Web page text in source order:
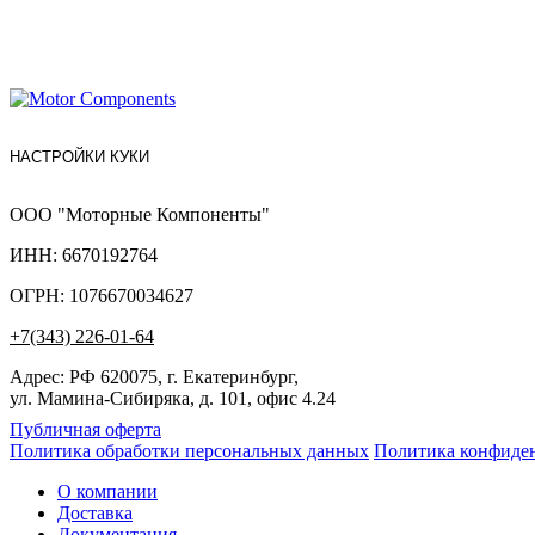
НАСТРОЙКИ КУКИ
ООО "Моторные Компоненты"
ИНН: 6670192764
ОГРН: 1076670034627
+7(343) 226-01-64
Адрес: РФ 620075, г. Екатеринбург,
ул. Мамина-Сибиряка, д. 101, офис 4.24
Публичная оферта
Политика обработки персональных данных Политика
О компании
Доставка